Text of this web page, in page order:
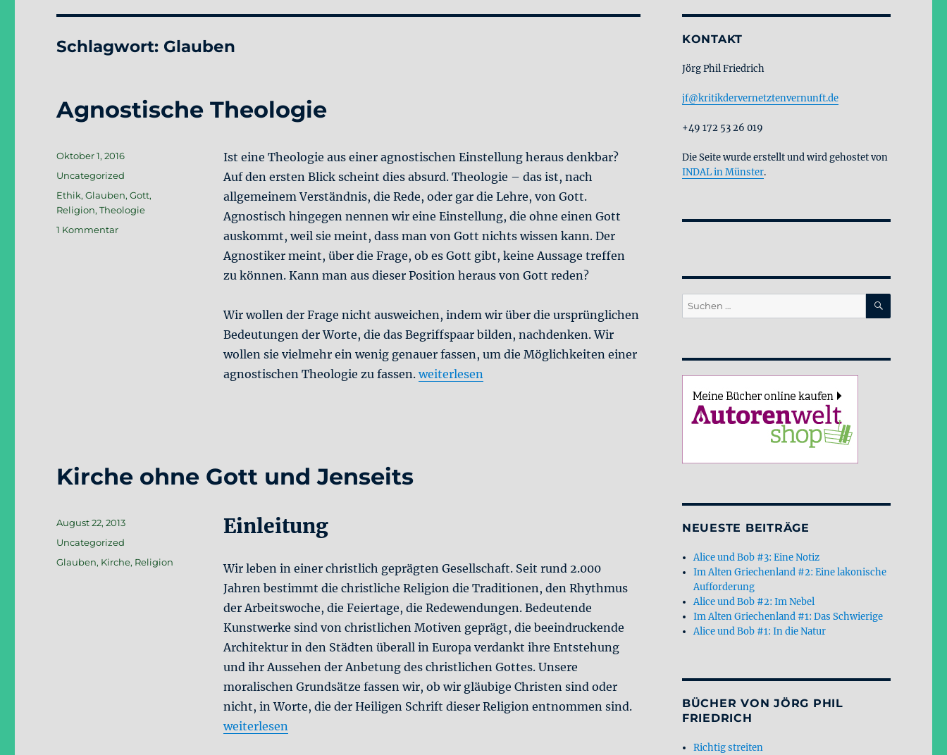
Schlagwort: Glauben
Agnostische Theologie
Ist eine Theologie aus einer agnostischen Einstellung heraus denkbar?
Auf den ersten Blick scheint dies absurd. Theologie – das ist, nach
allgemeinem Verständnis, die Rede, oder gar die Lehre, von Gott.
Agnostisch hingegen nennen wir eine Einstellung, die ohne einen Gott
auskommt, weil sie meint, dass man von Gott nichts wissen kann. Der
Agnostiker meint, über die Frage, ob es Gott gibt, keine Aussage treffen
zu können. Kann man aus dieser Position heraus von Gott reden?
Wir wollen der Frage nicht ausweichen, indem wir über die ursprünglichen
Bedeutungen der Worte, die das Begriffspaar bilden, nachdenken. Wir
wollen sie vielmehr ein wenig genauer fassen, um die Möglichkeiten einer
agnostischen Theologie zu fassen. „Agnostische Theologie“
weiterlesen
Veröffentlicht
Oktober 1, 2016
Kategorien
Uncategorized
Schlagwörter
Ethik,Glauben,Gott,
Religion,Theologie
1 Kommentarzu
Kirche ohne Gott und Jenseits
Einleitung
Wir leben in einer christlich geprägten Gesellschaft. Seit rund 2.000
Jahren bestimmt die christliche Religion die Traditionen, den Rhythmus
der Arbeitswoche, die Feiertage, die Redewendungen. Bedeutende
Kunstwerke sind von christlichen Motiven geprägt, die beeindruckende
Architektur in den Städten überall in Europa verdankt ihre Entstehung
und ihr Aussehen der Anbetung des christlichen Gottes. Unsere
moralischen Grundsätze fassen wir, ob wir gläubige Christen sind oder
nicht, in Worte, die der Heiligen Schrift dieser Religion entnommen sind.
„Kirche ohne Gott und Jenseits“
weiterlesen
Veröffentlicht
August 22, 2013
Kategorien
Uncategorized
Schlagwörter
Glauben, Kirche, Religion
KONTAKT
Jörg Phil Friedrich
jf@kritikdervernetztenvernunft.de
+49 172 53 26 019
Die Seite wurde erstellt und wird gehostet von
INDAL in Münster.
Suche
nach:
SUCHEN
NEUESTE BEITRÄGE
Alice und Bob #3: Eine Notiz
Im Alten Griechenland #2: Eine lakonische
Aufforderung
Alice und Bob #2: Im Nebel
Im Alten Griechenland #1: Das Schwierige
Alice und Bob #1: In die Natur
BÜCHER VON JÖRG PHIL
FRIEDRICH
Richtig streiten